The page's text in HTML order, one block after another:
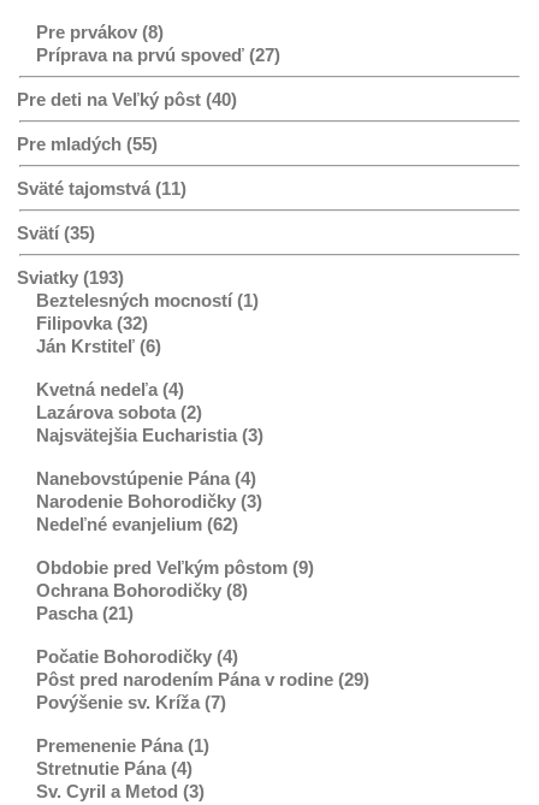
Pre prvákov (8)
Príprava na prvú spoveď (27)
Pre deti na Veľký pôst (40)
Pre mladých (55)
Sväté tajomstvá (11)
Svätí (35)
Sviatky (193)
Beztelesných mocností (1)
Filipovka (32)
Ján Krstiteľ (6)
Kvetná nedeľa (4)
Lazárova sobota (2)
Najsvätejšia Eucharistia (3)
Nanebovstúpenie Pána (4)
Narodenie Bohorodičky (3)
Nedeľné evanjelium (62)
Obdobie pred Veľkým pôstom (9)
Ochrana Bohorodičky (8)
Pascha (21)
Počatie Bohorodičky (4)
Pôst pred narodením Pána v rodine (29)
Povýšenie sv. Kríža (7)
Premenenie Pána (1)
Stretnutie Pána (4)
Sv. Cyril a Metod (3)